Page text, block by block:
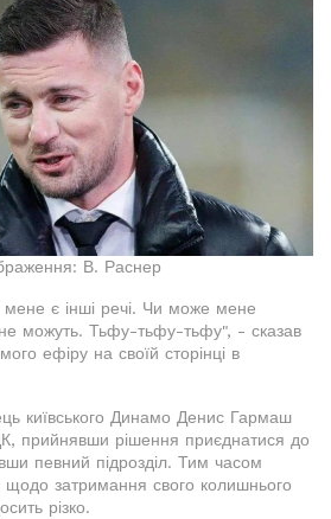
В. Раснер
є інші речі. Чи може мене
можуть. Тьфу-тьфу-тьфу", - сказав
ефіру на своїй сторінці в
київського Динамо Денис Гармаш
прийнявши рішення приєднатися до
певний підрозділ. Тим часом
щодо затримання свого колишнього
різко.